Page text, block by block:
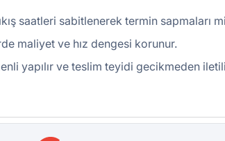
saatleri sabitlenerek termin sapmaları
maliyet ve hız dengesi korunur.
yapılır ve teslim teyidi gecikmeden